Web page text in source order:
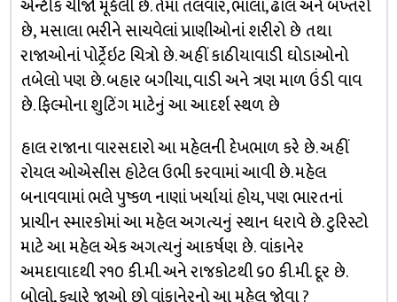
એન્ટીક ચીજો મૂકેલી છે. તેમાં તલવાર, ભાલા, ઢાલ અને બખ્તરો
છે, મસાલા ભરીને સાચવેલાં પ્રાણીઓનાં શરીરો છે તથા
રાજાઓનાં પોર્ટ્રેઇટ ચિત્રો છે. અહીં કાઠીયાવાડી ઘોડાઓનો
તબેલો પણ છે. બહાર બગીચા, વાડી અને ત્રણ માળ ઉંડી વાવ
છે. ફિલ્મોના શુટિંગ માટેનું આ આદર્શ સ્થળ છે
હાલ રાજાના વારસદારો આ મહેલની દેખભાળ કરે છે. અહીં
રોયલ ઓએસીસ હોટેલ ઉભી કરવામાં આવી છે. મહેલ
બનાવવામાં ભલે પુષ્કળ નાણાં ખર્ચાયાં હોય, પણ ભારતનાં
પ્રાચીન સ્મારકોમાં આ મહેલ અગત્યનું સ્થાન ધરાવે છે. ટુરિસ્ટો
માટે આ મહેલ એક અગત્યનું આકર્ષણ છે. વાંકાનેર
અમદાવાદથી ૨૧૦ કી.મી. અને રાજકોટથી ૬૦ કી.મી. દૂર છે.